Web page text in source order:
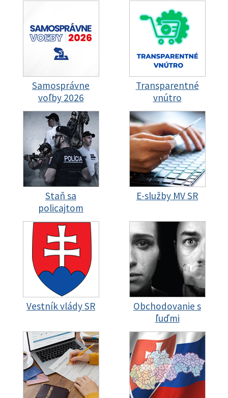
Samosprávne
voľby 2026
Transparentné
vnútro
Staň sa
policajtom
E-služby MV SR
Vestník vlády SR
Obchodovanie s
ľuďmi